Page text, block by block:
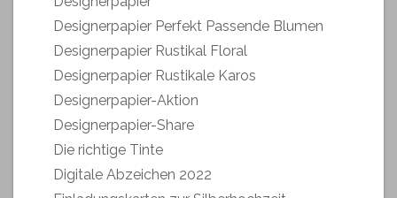
Designerpapier Perfekt Passende Blumen
Designerpapier Rustikal Floral
Designerpapier Rustikale Karos
Designerpapier-Aktion
Designerpapier-Share
Die richtige Tinte
Digitale Abzeichen 2022